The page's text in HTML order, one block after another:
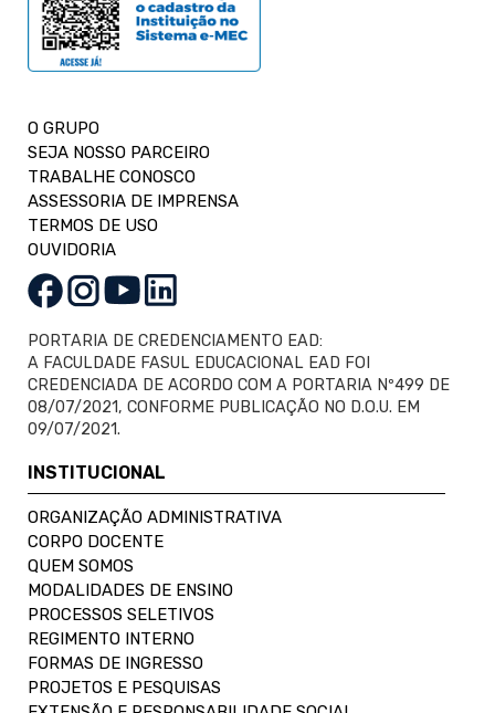
O GRUPO
SEJA NOSSO PARCEIRO
TRABALHE CONOSCO
ASSESSORIA DE IMPRENSA
TERMOS DE USO
OUVIDORIA
PORTARIA DE CREDENCIAMENTO EAD:
A FACULDADE FASUL EDUCACIONAL EAD FOI
CREDENCIADA DE ACORDO COM A PORTARIA Nº499 DE
08/07/2021, CONFORME PUBLICAÇÃO NO D.O.U. EM
09/07/2021.
INSTITUCIONAL
ORGANIZAÇÃO ADMINISTRATIVA
CORPO DOCENTE
QUEM SOMOS
MODALIDADES DE ENSINO
PROCESSOS SELETIVOS
REGIMENTO INTERNO
FORMAS DE INGRESSO
PROJETOS E PESQUISAS